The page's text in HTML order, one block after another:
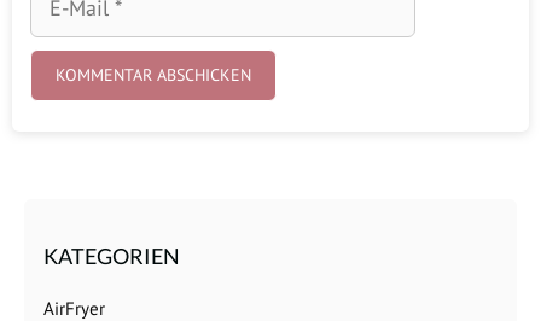
Mail
KATEGORIEN
AirFryer